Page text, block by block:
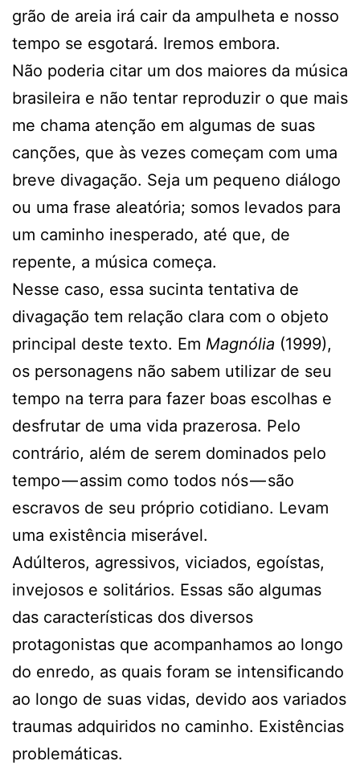
grão de areia irá cair da ampulheta e nosso
tempo se esgotará. Iremos embora.
Não poderia citar um dos maiores da música
brasileira e não tentar reproduzir o que mais
me chama atenção em algumas de suas
canções, que às vezes começam com uma
breve divagação. Seja um pequeno diálogo
ou uma frase aleatória; somos levados para
um caminho inesperado, até que, de
repente, a música começa.
Nesse caso, essa sucinta tentativa de
divagação tem relação clara com o objeto
principal deste texto. Em Magnólia (1999),
os personagens não sabem utilizar de seu
tempo na terra para fazer boas escolhas e
desfrutar de uma vida prazerosa. Pelo
contrário, além de serem dominados pelo
tempo — assim como todos nós — são
escravos de seu próprio cotidiano. Levam
uma existência miserável.
Adúlteros, agressivos, viciados, egoístas,
invejosos e solitários. Essas são algumas
das características dos diversos
protagonistas que acompanhamos ao longo
do enredo, as quais foram se intensificando
ao longo de suas vidas, devido aos variados
traumas adquiridos no caminho. Existências
problemáticas.